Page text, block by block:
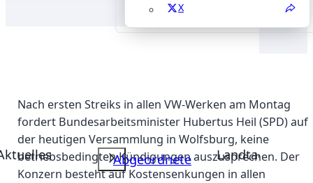
Abgeordnete Landtag
X
Nach ersten Streiks in allen VW-Werken am Montag
fordert Bundesarbeitsminister Hubertus Heil (SPD) auf
der heutigen Versammlung in Wolfsburg, keine
betriebsbedingten Kündigungen auszusprechen. Der
Konzern besteht auf Kostensenkungen in allen